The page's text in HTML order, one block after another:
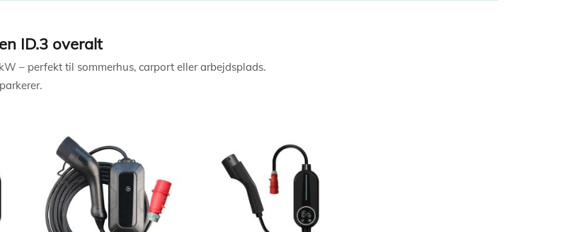
ID.3 overalt
– perfekt til sommerhus, carport eller arbejdsplads.